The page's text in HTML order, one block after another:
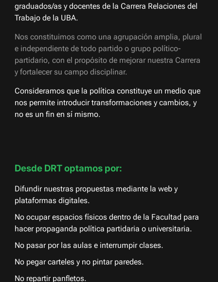
graduados/as y docentes de la Carrera Relaciones del
Trabajo de la UBA.
Nos constituimos como una agrupación amplia, plural
e independiente de todo partido o grupo político-
partidario, con el propósito de mejorar nuestra Carrera
y fortalecer su campo disciplinar.
Consideramos que la política constituye un medio que
nos permite introducir transformaciones y cambios, y
no es un fin en sí mismo.
Desde DRT optamos por:
Difundir nuestras propuestas mediante la web y
plataformas digitales.
No ocupar espacios físicos dentro de la Facultad para
hacer propaganda política partidaria o universitaria.
No pasar por las aulas e interrumpir clases.
No pegar carteles y no pintar paredes.
No repartir panfletos.